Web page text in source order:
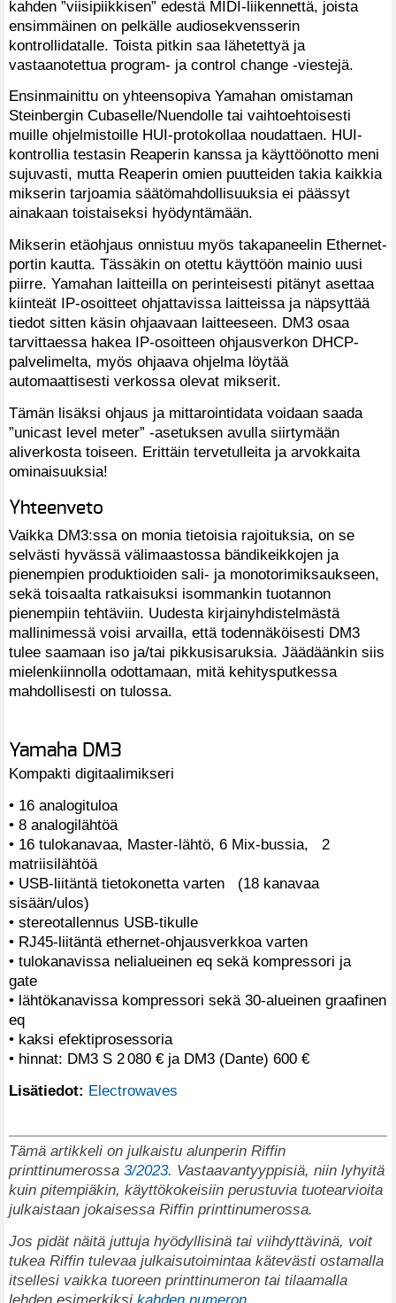
kahden ”viisipiikkisen” edestä MIDI-liikennettä, joista
ensimmäinen on pelkälle audiosekvensserin
kontrollidatalle. Toista pitkin saa lähetettyä ja
vastaanotettua program- ja control change -viestejä.
Ensinmainittu on yhteensopiva Yamahan omistaman
Steinbergin Cubaselle/Nuendolle tai vaihtoehtoisesti
muille ohjelmistoille HUI-protokollaa noudattaen. HUI-
kontrollia testasin Reaperin kanssa ja käyttöönotto meni
sujuvasti, mutta Reaperin omien puutteiden takia kaikkia
mikserin tarjoamia säätömahdollisuuksia ei päässyt
ainakaan toistaiseksi hyödyntämään.
Mikserin etäohjaus onnistuu myös takapaneelin Ethernet-
portin kautta. Tässäkin on otettu käyttöön mainio uusi
piirre. Yamahan laitteilla on perinteisesti pitänyt asettaa
kiinteät IP-osoitteet ohjattavissa laitteissa ja näpsyttää
tiedot sitten käsin ohjaavaan laitteeseen. DM3 osaa
tarvittaessa hakea IP-osoitteen ohjausverkon DHCP-
palvelimelta, myös ohjaava ohjelma löytää
automaattisesti verkossa olevat mikserit.
Tämän lisäksi ohjaus ja mittarointidata voidaan saada
”unicast level meter” -asetuksen avulla siirtymään
aliverkosta toiseen. Erittäin tervetulleita ja arvokkaita
ominaisuuksia!
Yhteenveto
Vaikka DM3:ssa on monia tietoisia rajoituksia, on se
selvästi hyvässä välimaastossa bändikeikkojen ja
pienempien produktioiden sali- ja monotorimiksaukseen,
sekä toisaalta ratkaisuksi isommankin tuotannon
pienempiin tehtäviin. Uudesta kirjainyhdistelmästä
mallinimessä voisi arvailla, että todennäköisesti DM3
tulee saamaan iso ja/tai pikkusisaruksia. Jäädäänkin siis
mielenkiinnolla odottamaan, mitä kehitysputkessa
mahdollisesti on tulossa.
Yamaha DM3
Kompakti digitaalimikseri
• 16 analogituloa
• 8 analogilähtöä
• 16 tulokanavaa, Master-lähtö, 6 Mix-bussia, 2
matriisilähtöä
• USB-liitäntä tietokonetta varten (18 kanavaa
sisään/ulos)
• stereotallennus USB-tikulle
• RJ45-liitäntä ethernet-ohjausverkkoa varten
• tulokanavissa nelialueinen eq sekä kompressori ja
gate
• lähtökanavissa kompressori sekä 30-alueinen graafinen
eq
• kaksi efektiprosessoria
• hinnat: DM3 S 2 080 € ja DM3 (Dante) 600 €
Lisätiedot: Electrowaves
Tämä artikkeli on julkaistu alunperin Riffin
printtinumerossa 3/2023. Vastaavantyyppisiä, niin lyhyitä
kuin pitempiäkin, käyttökokeisiin perustuvia tuotearvioita
julkaistaan jokaisessa Riffin printtinumerossa.
Jos pidät näitä juttuja hyödyllisinä tai viihdyttävinä, voit
tukea Riffin tulevaa julkaisutoimintaa kätevästi ostamalla
itsellesi vaikka tuoreen printtinumeron tai tilaamalla
lehden esimerkiksi kahden numeron